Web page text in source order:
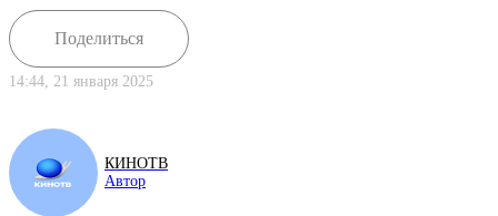
Поделиться
14:44, 21 января 2025
КИНОТВ
Автор